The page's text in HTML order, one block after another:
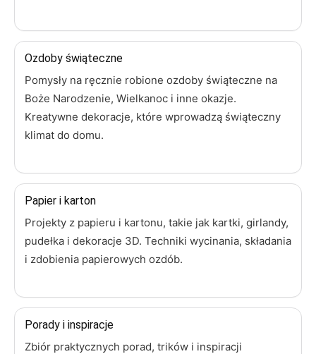
Ozdoby świąteczne
Pomysły na ręcznie robione ozdoby świąteczne na
Boże Narodzenie, Wielkanoc i inne okazje.
Kreatywne dekoracje, które wprowadzą świąteczny
klimat do domu.
Papier i karton
Projekty z papieru i kartonu, takie jak kartki, girlandy,
pudełka i dekoracje 3D. Techniki wycinania, składania
i zdobienia papierowych ozdób.
Porady i inspiracje
Zbiór praktycznych porad, trików i inspiracji